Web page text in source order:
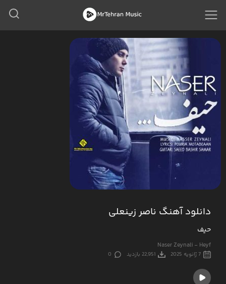
دانلود آهنگ ناصر زینعلی
حیف
Naser Zeynali - Heyf
7 ژانویه 2025 22,951 بازدید 0